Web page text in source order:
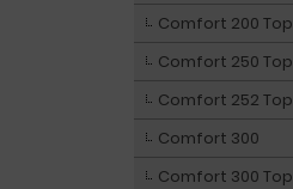
Comfort 200 Top
Comfort 250 Top
Comfort 252 Top
Comfort 300
Comfort 300 Top